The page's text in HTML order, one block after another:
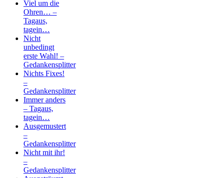
Viel um die
Ohren… –
Tagaus,
tagein…
Nicht
unbedingt
erste Wahl! –
Gedankensplitter
Nichts Fixes!
–
Gedankensplitter
Immer anders
– Tagaus,
tagein…
Ausgemustert
–
Gedankensplitter
Nicht mit ihr!
–
Gedankensplitter